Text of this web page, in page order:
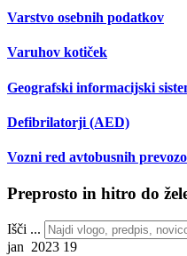
Varstvo osebnih podatkov
Varuhov kotiček
Geografski informacijski
Defibrilatorji (AED)
Vozni red avtobusnih
Preprosto in hitro do
Išči ...
jan 2023 19